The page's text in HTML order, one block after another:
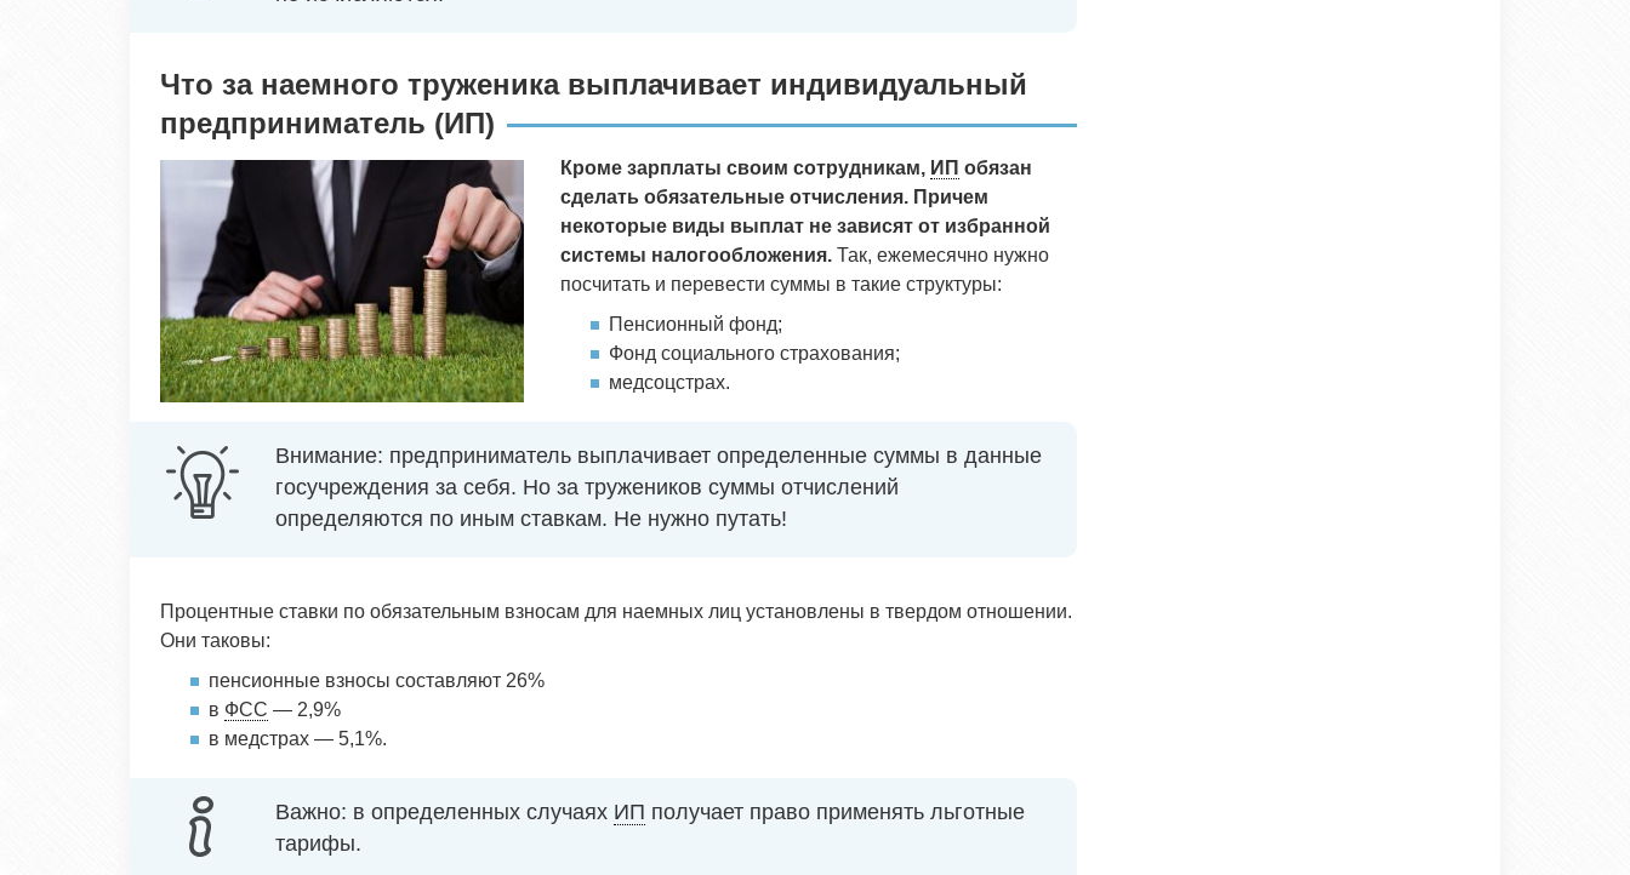
Что за наемного труженика выплачивает индивидуальный
предприниматель (ИП)
Кроме зарплаты своим сотрудникам, ИП обязан
сделать обязательные отчисления. Причем
некоторые виды выплат не зависят от избранной
системы налогообложения. Так, ежемесячно нужно
посчитать и перевести суммы в такие структуры:
Пенсионный фонд;
Фонд социального страхования;
медсоцстрах.
Внимание: предприниматель выплачивает определенные суммы в данные
госучреждения за себя. Но за тружеников суммы отчислений
определяются по иным ставкам. Не нужно путать!
Процентные ставки по обязательным взносам для наемных лиц установлены в твердом отношении.
Они таковы:
пенсионные взносы составляют 26%
в ФСС — 2,9%
в медстрах — 5,1%.
Важно: в определенных случаях ИП получает право применять льготные
тарифы.